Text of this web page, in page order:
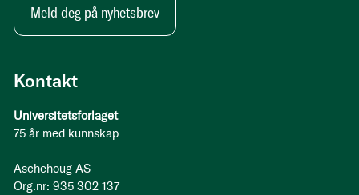
Kontakt
Universitetsforlaget
75 år med kunnskap
Aschehoug AS
Org.nr: 935 302 137
Meld deg på nyhetsbrev